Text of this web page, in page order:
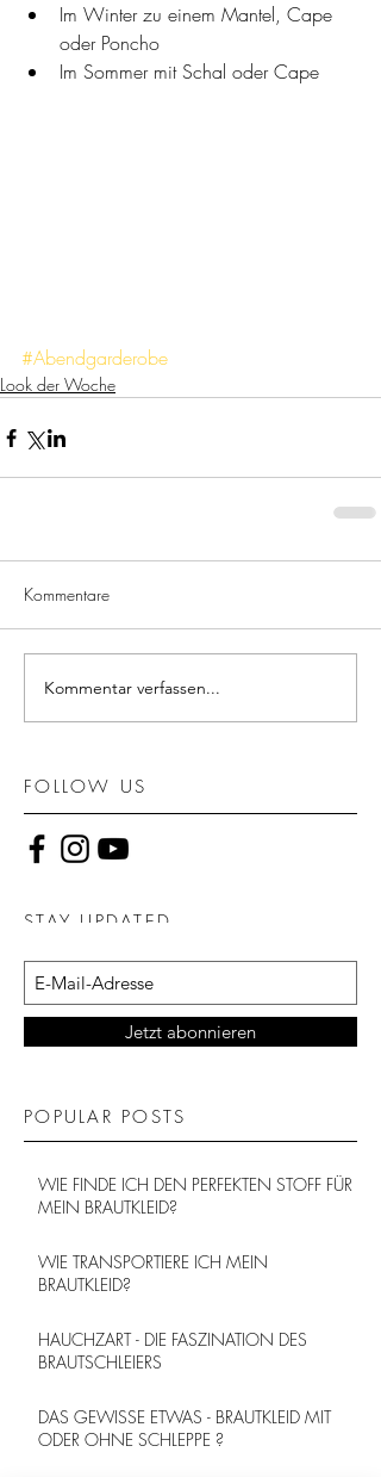
Im Winter zu einem Mantel, Cape
oder Poncho
Im Sommer mit Schal oder Cape
#Abendgarderobe
Look der Woche
Kommentare
Kommentar verfassen...
FOLLOW US
STAY UPDATED
Jetzt abonnieren
POPULAR POSTS
WIE FINDE ICH DEN PERFEKTEN STOFF FÜR
MEIN BRAUTKLEID?
WIE TRANSPORTIERE ICH MEIN
BRAUTKLEID?
HAUCHZART - DIE FASZINATION DES
BRAUTSCHLEIERS
DAS GEWISSE ETWAS - BRAUTKLEID MIT
ODER OHNE SCHLEPPE ?